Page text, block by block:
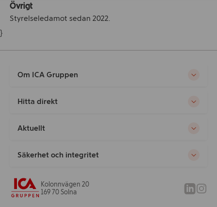
Övrigt
Styrelseledamot sedan 2022.
}
Om ICA Gruppen
Hitta direkt
Aktuellt
Säkerhet och integritet
Kolonnvägen 20
169 70 Solna